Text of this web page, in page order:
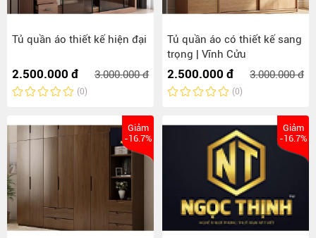
Tủ quần áo thiết kế hiện đại
2.500.000 đ 3.000.000 đ
(0)
Tủ quần áo có thiết kế sang
trọng | Vĩnh Cửu
2.500.000 đ 3.000.000 đ
(0)
Giảm
-16.7%
Giảm
-16.7%